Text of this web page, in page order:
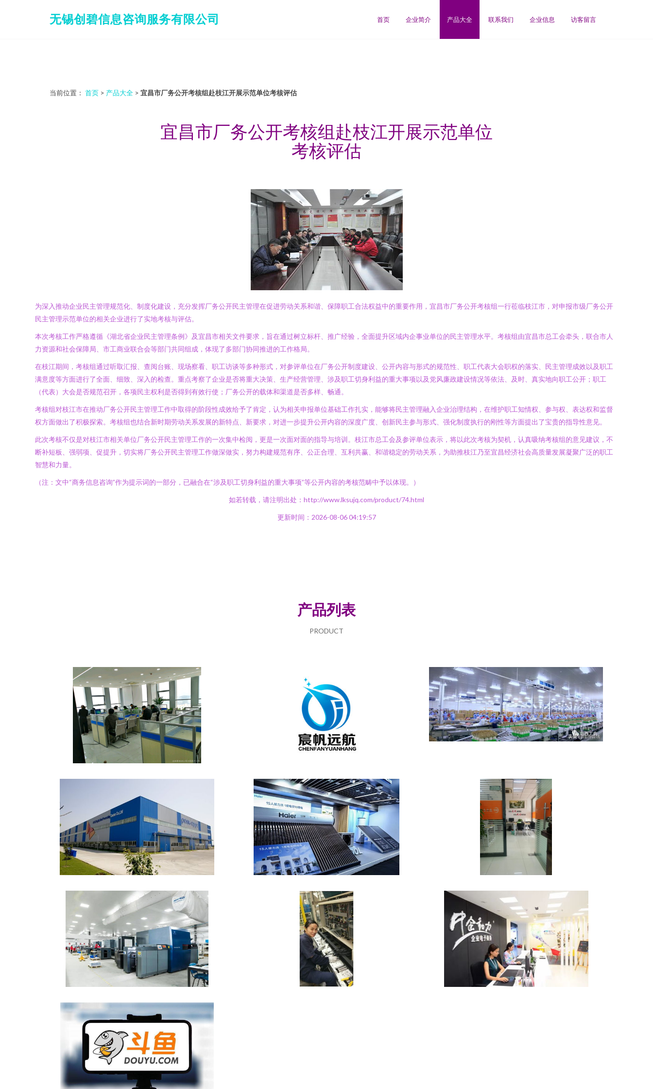
无锡创碧信息咨询服务有限公司 首页 企业简介 产品大全 联系我们 企业信息 访客留言
当前位置： 首页 > 产品大全 > 宜昌市厂务公开考核组赴枝江开展示范单位考核评估
宜昌市厂务公开考核组赴枝江开展示范单位
考核评估
为深入推动企业民主管理规范化、制度化建设，充分发挥厂务公开民主管理在促进劳动关系和谐、保障职工合法权益中的重要作用，宜昌市厂务公开考核组一行莅临枝江市，对申报市级厂务公开
民主管理示范单位的相关企业进行了实地考核与评估。
本次考核工作严格遵循《湖北省企业民主管理条例》及宜昌市相关文件要求，旨在通过树立标杆、推广经验，全面提升区域内企事业单位的民主管理水平。考核组由宜昌市总工会牵头，联合市人
力资源和社会保障局、市工商业联合会等部门共同组成，体现了多部门协同推进的工作格局。
在枝江期间，考核组通过听取汇报、查阅台账、现场察看、职工访谈等多种形式，对参评单位在厂务公开制度建设、公开内容与形式的规范性、职工代表大会职权的落实、民主管理成效以及职工
满意度等方面进行了全面、细致、深入的检查。重点考察了企业是否将重大决策、生产经营管理、涉及职工切身利益的重大事项以及党风廉政建设情况等依法、及时、真实地向职工公开；职工
（代表）大会是否规范召开，各项民主权利是否得到有效行使；厂务公开的载体和渠道是否多样、畅通。
考核组对枝江市在推动厂务公开民主管理工作中取得的阶段性成效给予了肯定，认为相关申报单位基础工作扎实，能够将民主管理融入企业治理结构，在维护职工知情权、参与权、表达权和监督
权方面做出了积极探索。考核组也结合新时期劳动关系发展的新特点、新要求，对进一步提升公开内容的深度广度、创新民主参与形式、强化制度执行的刚性等方面提出了宝贵的指导性意见。
此次考核不仅是对枝江市相关单位厂务公开民主管理工作的一次集中检阅，更是一次面对面的指导与培训。枝江市总工会及参评单位表示，将以此次考核为契机，认真吸纳考核组的意见建议，不
断补短板、强弱项、促提升，切实将厂务公开民主管理工作做深做实，努力构建规范有序、公正合理、互利共赢、和谐稳定的劳动关系，为助推枝江乃至宜昌经济社会高质量发展凝聚广泛的职工
智慧和力量。
（注：文中“商务信息咨询”作为提示词的一部分，已融合在“涉及职工切身利益的重大事项”等公开内容的考核范畴中予以体现。）
如若转载，请注明出处：http://www.lksujq.com/product/74.html
更新时间：2026-08-06 04:19:57
产品列表
PRODUCT